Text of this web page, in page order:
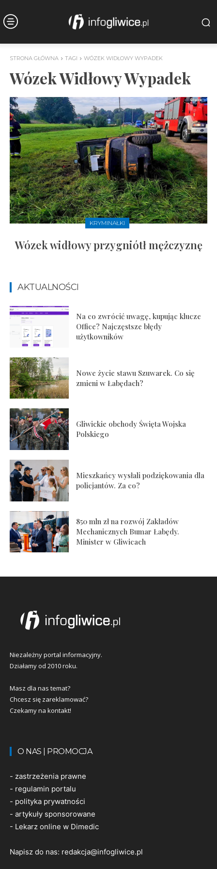
STRONA GŁÓWNA TAGI WÓZEK WIDŁOWY WYPADEK
Wózek Widłowy Wypadek
KRYMINAŁKI
Wózek widłowy przygniótł mężczyznę
AKTUALNOŚCI
Na co zwrócić uwagę, kupując klucze
Office? Najczęstsze błędy
użytkowników
Nowe życie stawu Szuwarek. Co się
zmieni w Łabędach?
Gliwickie obchody Święta Wojska
Polskiego
Mieszkańcy wysłali podziękowania dla
policjantów. Za co?
850 mln zł na rozwój Zakładów
Mechanicznych Bumar Łabędy.
Minister w Gliwicach
Niezależny portal informacyjny.
Działamy od 2010 roku.
Masz dla nas temat?
Chcesz się zareklamować?
Czekamy na kontakt!
O NAS | PROMOCJA
- zastrzeżenia prawne
- regulamin portalu
- polityka prywatności
- artykuły sponsorowane
- Lekarz online w Dimedic
Napisz do nas: redakcja@infogliwice.pl